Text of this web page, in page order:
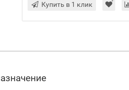
Купить в 1 клик